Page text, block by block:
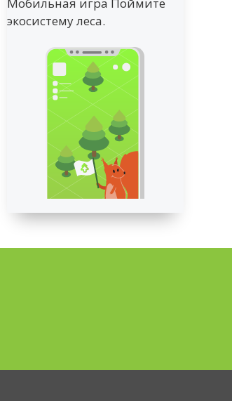
экосистему леса.